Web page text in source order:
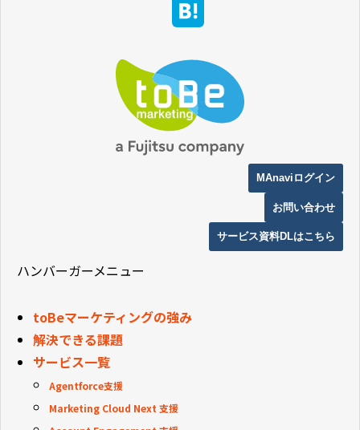
MAnaviログイン
お問い合わせ
サービス資料DLはこちら
ハンバーガーメニュー
toBeマーケティングの強み
解決できる課題
サービス一覧
Agentforce支援
Marketing Cloud Next 支援